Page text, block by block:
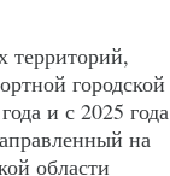
территорий,
городской
и с 2025 года
на
области